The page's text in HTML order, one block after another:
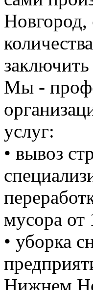
Новгород,
Мы -
услуг:
• вывоз
мусора от
• уборка
Нижнем